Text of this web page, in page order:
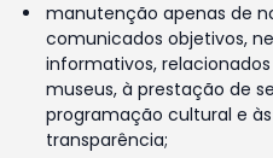
manutenção apenas de
comunicados objetivos,
informativos,
museus, à prestação de
programação cultural e
transparência;